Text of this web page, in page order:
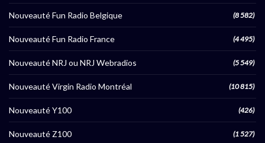
Nouveauté Fun Radio Belgique (8 582)
Nouveauté Fun Radio France (4 495)
Nouveauté NRJ ou NRJ Webradios (5 549)
Nouveauté Virgin Radio Montréal (10 815)
Nouveauté Y100 (426)
Nouveauté Z100 (1 527)